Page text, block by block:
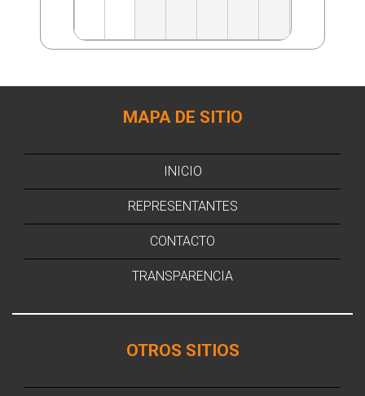
MAPA DE SITIO
INICIO
REPRESENTANTES
CONTACTO
TRANSPARENCIA
OTROS SITIOS